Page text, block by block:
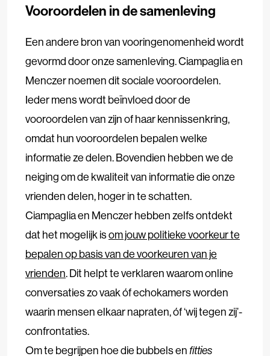
Vooroordelen in de samenleving
Een andere bron van vooringenomenheid wordt
gevormd door onze samenleving. Ciampaglia en
Menczer noemen dit sociale vooroordelen.
Ieder mens wordt beïnvloed door de
vooroordelen van zijn of haar kennissenkring,
omdat hun vooroordelen bepalen welke
informatie ze delen. Bovendien hebben we de
neiging om de kwaliteit van informatie die onze
vrienden delen, hoger in te schatten.
Ciampaglia en Menczer hebben zelfs ontdekt
dat het mogelijk isom jouw politieke voorkeur te
bepalen op basis van de voorkeuren van je
vrienden. Dit helpt te verklaren waarom online
conversaties zo vaak óf echokamers worden
waarin mensen elkaar napraten, óf ‘wij tegen zij’-
confrontaties.
Om te begrijpen hoe die bubbels enfitties